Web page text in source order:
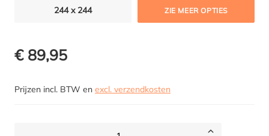
244 x 244 ZIE MEER OPTIES
€ 89,95
Prijzen incl. BTW en excl. verzendkosten